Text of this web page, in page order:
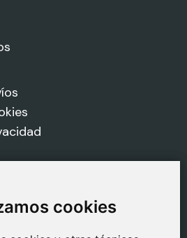
cookies
cookies
6, 28770 Colmenar Viejo,